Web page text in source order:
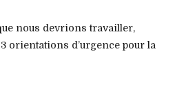
nous devrions travailler,
orientations d’urgence pour la